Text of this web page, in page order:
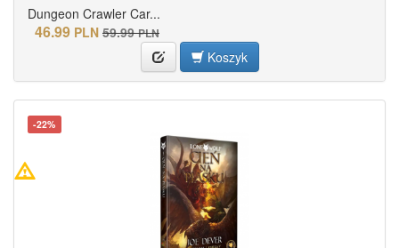
Dungeon Crawler Car...
46.99 PLN 59.99 PLN
Koszyk
-22%